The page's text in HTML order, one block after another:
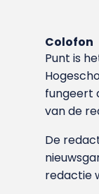
Colofon
Punt is
fungeert
van de
De
redactie